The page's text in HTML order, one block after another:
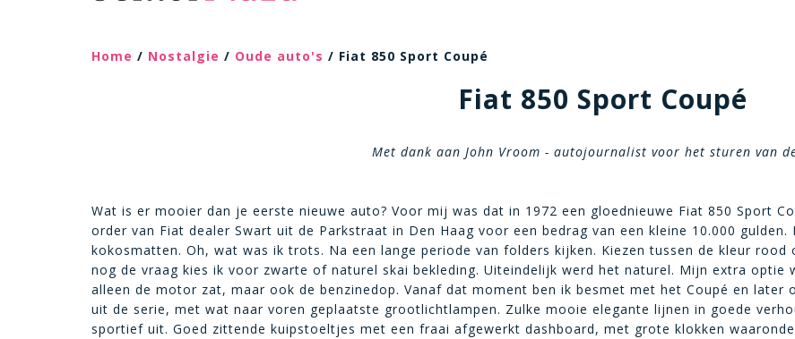
Home / Nostalgie / Oude auto's / Fiat 850 Sport Coupé
Fiat 850 Sport Coupé
Met dank aan John Vroom - autojournalist voor het sturen van
Wat is er mooier dan je eerste nieuwe auto? Voor mij was dat in 1972 een gloednieuwe Fiat 850 Sport
order van Fiat dealer Swart uit de Parkstraat in Den Haag voor een bedrag van een kleine 10.000
kokosmatten. Oh, wat was ik trots. Na een lange periode van folders kijken. Kiezen tussen de kleur
nog de vraag kies ik voor zwarte of naturel skai bekleding. Uiteindelijk werd het naturel. Mijn extra optie
alleen de motor zat, maar ook de benzinedop. Vanaf dat moment ben ik besmet met het Coupé en later
uit de serie, met wat naar voren geplaatste grootlichtlampen. Zulke mooie elegante lijnen in goede
sportief uit. Goed zittende kuipstoeltjes met een fraai afgewerkt dashboard, met grote klokken